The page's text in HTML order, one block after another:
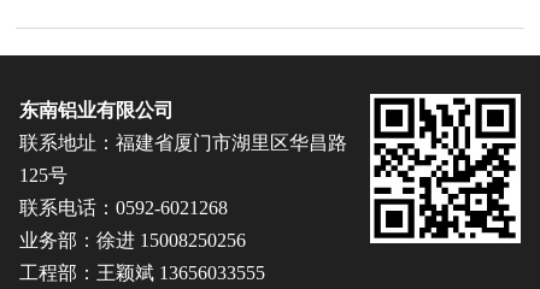
东南铝业有限公司
联系地址：福建省厦门市湖里区华昌路
125号
联系电话：0592-6021268
业务部：徐进 15008250256
工程部：王颖斌 13656033555